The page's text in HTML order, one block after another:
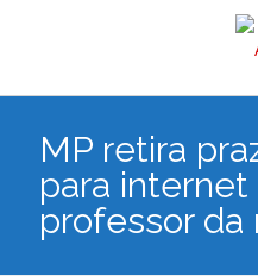
MP retira
para
professor da